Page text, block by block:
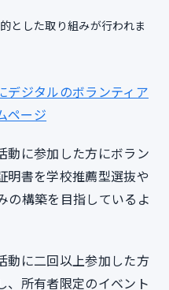
とした取り組みが行われま
デジタルのボランティア
ページ
動に参加した方にボラン
明書を学校推薦型選抜や
の構築を目指しているよ
動に二回以上参加した方
、所有者限定のイベント